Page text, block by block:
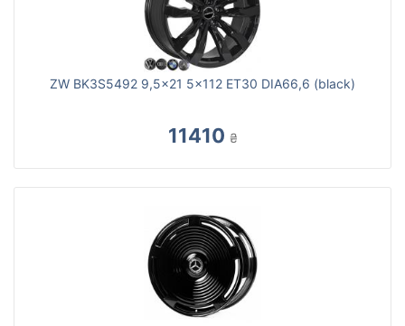
ZW BK3S5492 9,5x21 5x112 ET30 DIA66,6 (black)
11410 ₴